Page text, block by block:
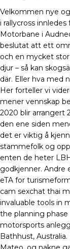
Velkommen nye
i rallycross
Motorbane i
beslutat att ett
och en mycket
djur – så kan
där. Eller hva med
Her forteller vi
mener vennskap
2020 blir arrangert
den ene siden
det er viktig å
stammefolk og
enten de heter
godkjenner. Andre
eTA for
cam sexchat thai
invaluable tools in
the planning
motorsports
Bathhust,